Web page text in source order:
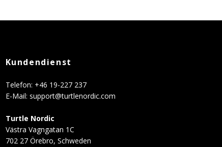
Kundendienst
Telefon: +46 19-227 237
E-Mail: support@turtlenordic.com
Turtle Nordic
Västra Vagngatan 1C
702 27 Örebro, Schweden